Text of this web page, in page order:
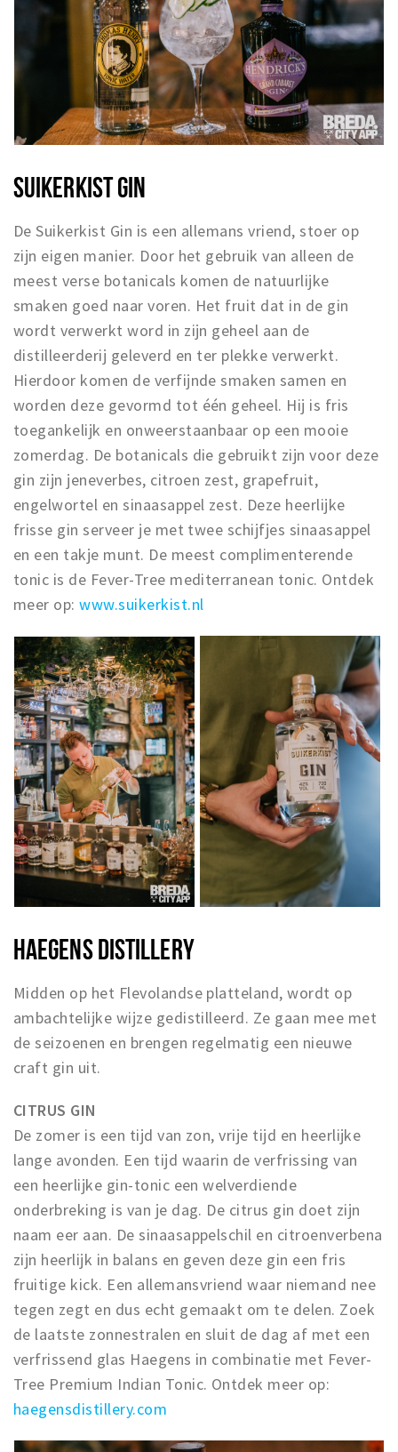
SUIKERKIST GIN
De Suikerkist Gin is een allemans vriend, stoer op
zijn eigen manier. Door het gebruik van alleen de
meest verse botanicals komen de natuurlijke
smaken goed naar voren. Het fruit dat in de gin
wordt verwerkt word in zijn geheel aan de
distilleerderij geleverd en ter plekke verwerkt.
Hierdoor komen de verfijnde smaken samen en
worden deze gevormd tot één geheel. Hij is fris
toegankelijk en onweerstaanbaar op een mooie
zomerdag. De botanicals die gebruikt zijn voor deze
gin zijn jeneverbes, citroen zest, grapefruit,
engelwortel en sinaasappel zest. Deze heerlijke
frisse gin serveer je met twee schijfjes sinaasappel
en een takje munt. De meest complimenterende
tonic is de Fever-Tree mediterranean tonic. Ontdek
meer op:www.suikerkist.nl
HAEGENS DISTILLERY
Midden op het Flevolandse platteland, wordt op
ambachtelijke wijze gedistilleerd. Ze gaan mee met
de seizoenen en brengen regelmatig een nieuwe
craft gin uit.
CITRUS GIN
De zomer is een tijd van zon, vrije tijd en heerlijke
lange avonden. Een tijd waarin de verfrissing van
een heerlijke gin-tonic een welverdiende
onderbreking is van je dag. De citrus gin doet zijn
naam eer aan. De sinaasappelschil en citroenverbena
zijn heerlijk in balans en geven deze gin een fris
fruitige kick. Een allemansvriend waar niemand nee
tegen zegt en dus echt gemaakt om te delen. Zoek
de laatste zonnestralen en sluit de dag af met een
verfrissend glas Haegens in combinatie met Fever-
Tree Premium Indian Tonic. Ontdek meer op:
haegensdistillery.com